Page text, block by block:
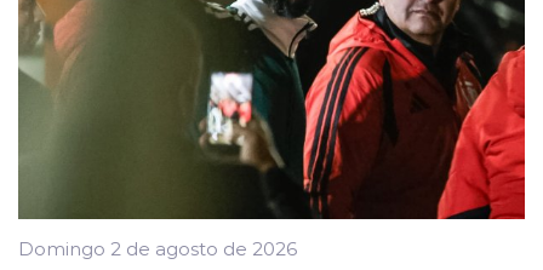
Domingo 2 de agosto de 2026